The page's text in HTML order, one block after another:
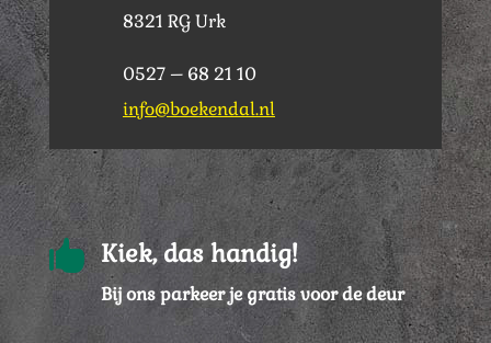
8321 RG Urk
0527 – 68 21 10
info@boekendal.nl
 Kiek, das handig!
Bij ons parkeer je gratis voor de deur